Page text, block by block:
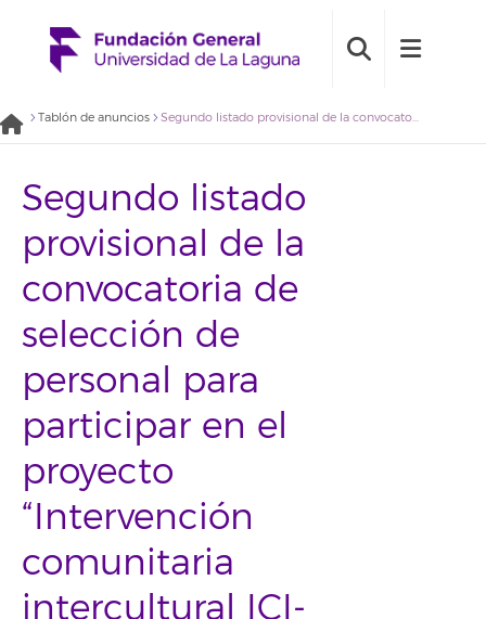
Tablón de anuncios Segundo listado provisional de la convocatoria de selección de personal para participar en el proyecto “Intervención comunitaria intercultural ICI-TACO” (2019BDE019)
Segundo listado
provisional de la
convocatoria de
selección de
personal para
participar en el
proyecto
“Intervención
comunitaria
intercultural ICI-